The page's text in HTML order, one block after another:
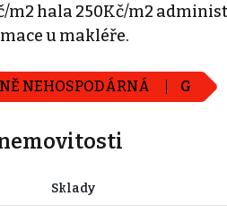
m2 hala 250Kč/m2
u makléře.
NEHOSPODÁRNÁ G
Sklady